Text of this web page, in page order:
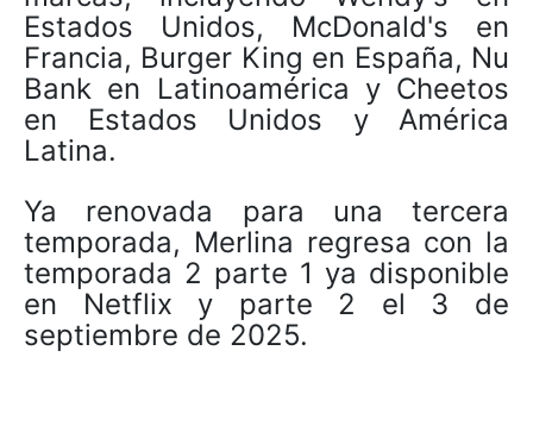
Estados Unidos, McDonald's en
Francia, Burger King en España, Nu
Bank en Latinoamérica y Cheetos
en Estados Unidos y América
Latina.
Ya renovada para una tercera
temporada, Merlina regresa con la
temporada 2 parte 1 ya disponible
en Netflix y parte 2 el 3 de
septiembre de 2025.